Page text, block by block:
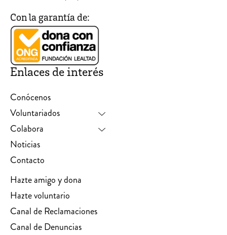
Con la garantía de:
Enlaces de interés
Conócenos
Voluntariados
Colabora
Noticias
Contacto
Hazte amigo y dona
Hazte voluntario
Canal de Reclamaciones
Canal de Denuncias